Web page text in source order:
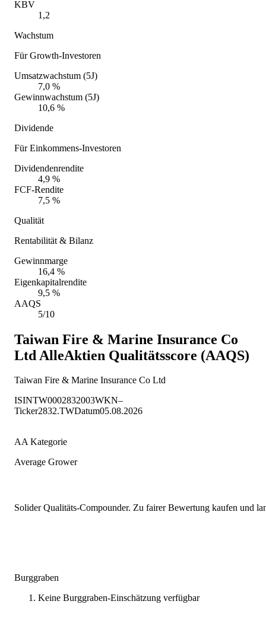
KBV
1,2
Wachstum
Für Growth-Investoren
Umsatzwachstum (5J)
7,0 %
Gewinnwachstum (5J)
10,6 %
Dividende
Für Einkommens-Investoren
Dividendenrendite
4,9 %
FCF-Rendite
7,5 %
Qualität
Rentabilität & Bilanz
Gewinnmarge
16,4 %
Eigenkapitalrendite
9,5 %
AAQS
5/10
Taiwan Fire & Marine Insurance Co
Ltd AlleAktien Qualitätsscore (AAQS)
Taiwan Fire & Marine Insurance Co Ltd
ISINTW0002832003WKN–
Ticker2832.TWDatum05.08.2026
AA Kategorie
Average Grower
Solider Qualitäts-Compounder. Zu fairer Bewertung kaufen und
Burggraben
Keine Burggraben-Einschätzung verfügbar